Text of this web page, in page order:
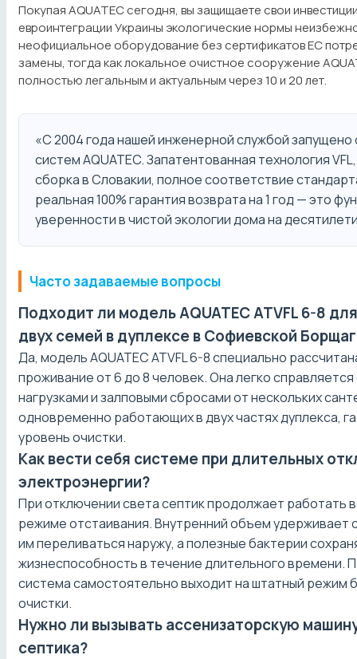
Покупая AQUATEC сегодня, вы защищаете свои
евроинтеграции Украины экологические нормы
неофициальное оборудование без сертификатов ЕС
замены, тогда как локальное очистное сооружение
полностью легальным и актуальным через 10 и 20 лет.
«С 2004 года нашей инженерной службой запущено
систем AQUATEC. Запатентованная технология
сборка в Словакии, полное соответствие
реальная 100% гарантия возврата на 1 год — это
уверенности в чистой экологии дома на
Часто задаваемые вопросы
Подходит ли модель AQUATEC ATVFL 6-8
двух семей в дуплексе в Софиевской
Да, модель AQUATEC ATVFL 6-8 специально
проживание от 6 до 8 человек. Она легко
нагрузками и залповыми сбросами от нескольких
одновременно работающих в двух частях дуплекса,
уровень очистки.
Как вести себя системе при длительных
электроэнергии?
При отключении света септик продолжает работать
режиме отстаивания. Внутренний объем удерживает
им переливаться наружу, а полезные бактерии
жизнеспособность в течение длительного времени.
система самостоятельно выходит на штатный режим
очистки.
Нужно ли вызывать ассенизаторскую
септика?